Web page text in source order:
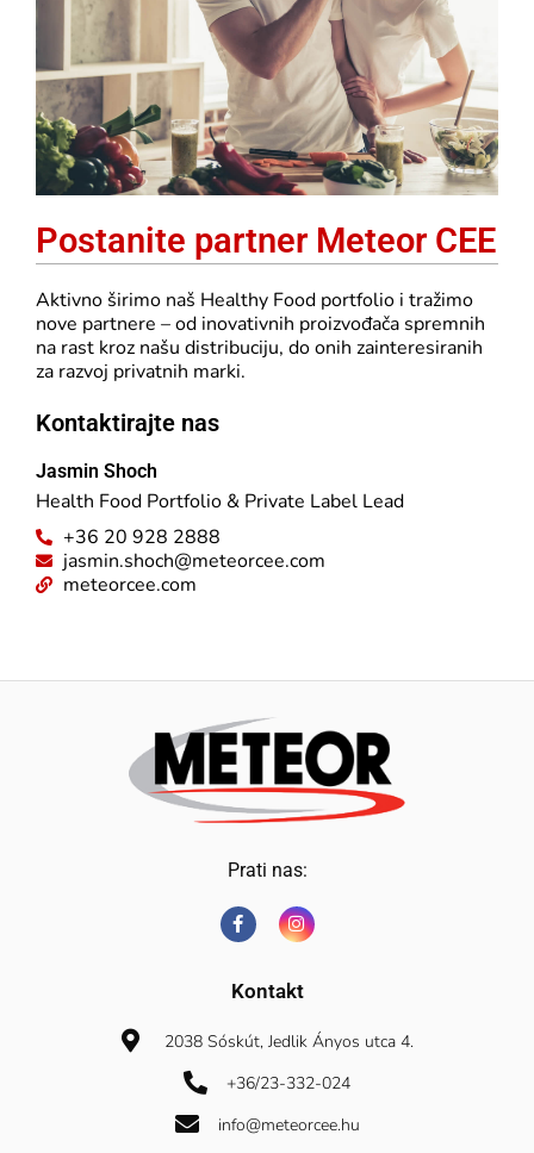
Postanite partner Meteor CEE
Aktivno širimo naš Healthy Food portfolio i tražimo
nove partnere – od inovativnih proizvođača spremnih
na rast kroz našu distribuciju, do onih zainteresiranih
za razvoj privatnih marki.
Kontaktirajte nas
Jasmin Shoch
Health Food Portfolio & Private Label Lead
+36 20 928 2888
jasmin.shoch@meteorcee.com
meteorcee.com
Prati nas:
Kontakt
2038 Sóskút, Jedlik Ányos utca 4.
+36/23-332-024
info@meteorcee.hu